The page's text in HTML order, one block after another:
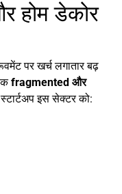
होम डेकोर
पर खर्च लगातार बढ़
fragmented और
इस सेक्टर को: